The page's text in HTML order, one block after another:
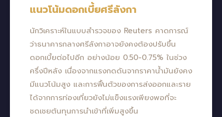
แนวโน้มดอกเบี้ยศรีลังกา
นักวิเคราะห์ในแบบสำรวจของ Reuters คาดการณ์
ว่าธนาคารกลางศรีลังกาอาจยังคงต้องปรับขึ้น
ดอกเบี้ยต่อไปอีก อย่างน้อย 0.50-0.75% ในช่วง
ครึ่งปีหลัง เนื่องจากแรงกดดันจากราคาน้ำมันยังคง
มีแนวโน้มสูง และการฟื้นตัวของการส่งออกและราย
ได้จากการท่องเที่ยวยังไม่แข็งแรงเพียงพอที่จะ
ชดเชยต้นทุนการนำเข้าที่เพิ่มสูงขึ้น